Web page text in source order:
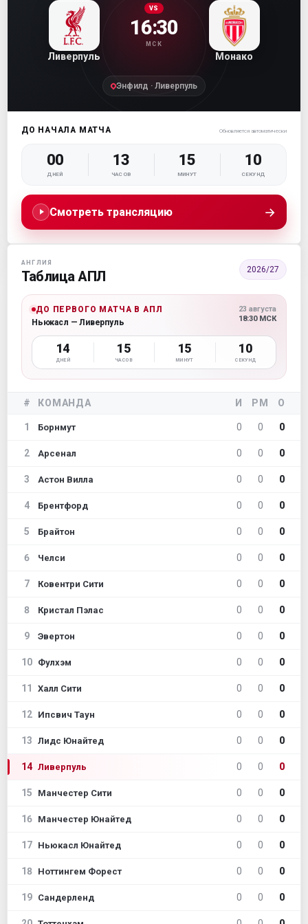
Ливерпуль
VS
16:30
МСК
Монако
Энфилд · Ливерпуль
ДО НАЧАЛА МАТЧА Обновляется автоматически
00
ДНЕЙ
13
ЧАСОВ
15
МИНУТ
09
СЕКУНД
Смотреть трансляцию →
АНГЛИЯ
Таблица АПЛ 2026/27
ДО ПЕРВОГО МАТЧА В АПЛ
Ньюкасл — Ливерпуль
23 августа
18:30 МСК
14
ДНЕЙ
15
ЧАСОВ
15
МИНУТ
09
СЕКУНД
# КОМАНДА И РМ О
1 Борнмут 0 0 0
2 Арсенал 0 0 0
3 Астон Вилла 0 0 0
4 Брентфорд 0 0 0
5 Брайтон 0 0 0
6 Челси 0 0 0
7 Ковентри Сити 0 0 0
8 Кристал Пэлас 0 0 0
9 Эвертон 0 0 0
10 Фулхэм 0 0 0
11 Халл Сити 0 0 0
12 Ипсвич Таун 0 0 0
13 Лидс Юнайтед 0 0 0
14 Ливерпуль 0 0 0
15 Манчестер Сити 0 0 0
16 Манчестер Юнайтед 0 0 0
17 Ньюкасл Юнайтед 0 0 0
18 Ноттингем Форест 0 0 0
19 Сандерленд 0 0 0